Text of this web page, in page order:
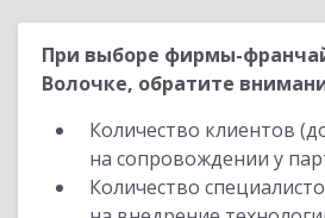
При выборе фирмы-
Волочке, обратите
Количество клиентов
на сопровождении у
Количество